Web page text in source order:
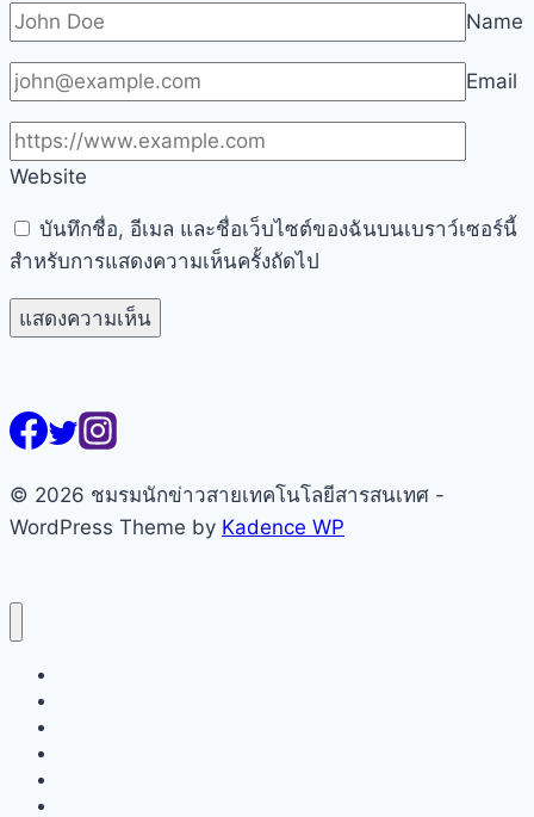
Name
Email
Website
บันทึกชื่อ, อีเมล และชื่อเว็บไซต์ของฉันบนเบราว์เซอร์นี้
สำหรับการแสดงความเห็นครั้งถัดไป
© 2026 ชมรมนักข่าวสายเทคโนโลยีสารสนเทศ -
WordPress Theme by Kadence WP